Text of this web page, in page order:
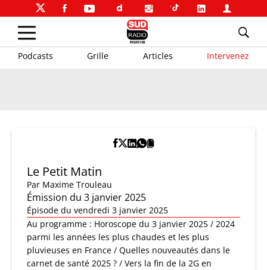
Podcasts Grille Articles Intervenez
Le Petit Matin
Par Maxime Trouleau
Émission du 3 janvier 2025
Épisode du vendredi 3 janvier 2025
Au programme : Horoscope du 3 janvier 2025 / 2024
parmi les années les plus chaudes et les plus
pluvieuses en France / Quelles nouveautés dans le
carnet de santé 2025 ? / Vers la fin de la 2G en